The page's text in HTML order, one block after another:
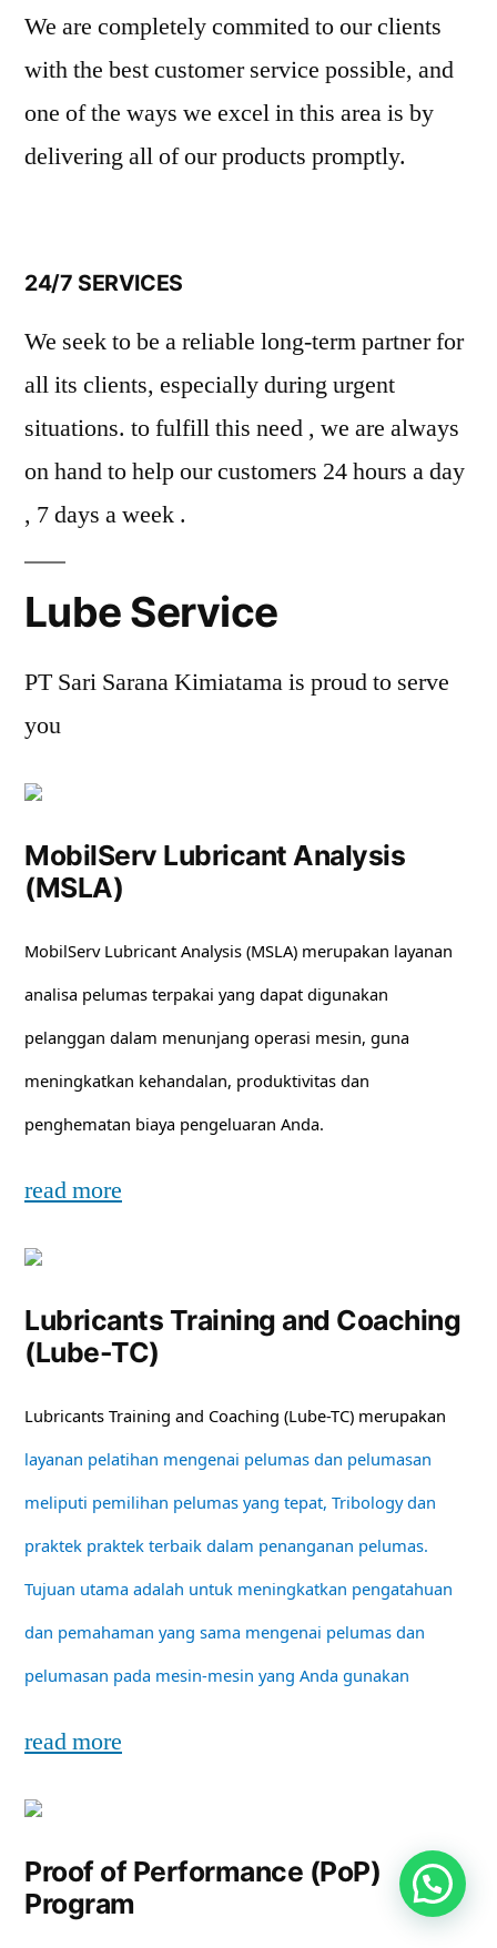
We are completely commited to our clients
with the best customer service possible, and
one of the ways we excel in this area is by
delivering all of our products promptly.
24/7 SERVICES
We seek to be a reliable long-term partner for
all its clients, especially during urgent
situations. to fulfill this need , we are always
on hand to help our customers 24 hours a day
, 7 days a week .
Lube Service
PT Sari Sarana Kimiatama is proud to serve
you
MobilServ Lubricant Analysis
(MSLA)
MobilServ Lubricant Analysis (MSLA) merupakan layanan
analisa pelumas terpakai yang dapat digunakan
pelanggan dalam menunjang operasi mesin, guna
meningkatkan kehandalan, produktivitas dan
penghematan biaya pengeluaran Anda.
read more
Lubricants Training and Coaching
(Lube-TC)
Lubricants Training and Coaching (Lube-TC) merupakan
layanan pelatihan mengenai pelumas dan pelumasan
meliputi pemilihan pelumas yang tepat, Tribology dan
praktek praktek terbaik dalam penanganan pelumas.
Tujuan utama adalah untuk meningkatkan pengatahuan
dan pemahaman yang sama mengenai pelumas dan
pelumasan pada mesin-mesin yang Anda gunakan
read more
Proof of Performance (PoP)
Program